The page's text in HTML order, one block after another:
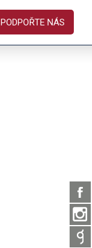
PODPOŘTE NÁS